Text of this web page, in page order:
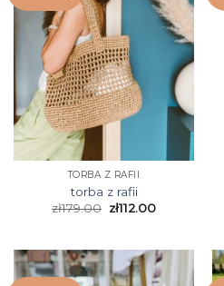
TORBA Z RAFII
torba z rafii
zł179.00 zł112.00